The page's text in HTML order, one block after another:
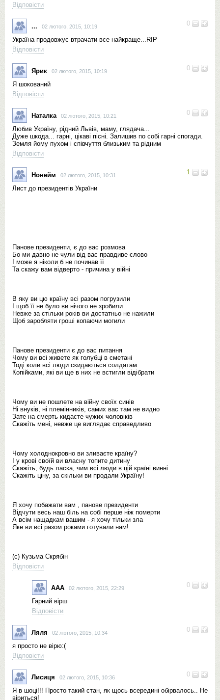
Відповісти
0
... 02 лютого, 2015, 10:19
Україна продовжує втрачати все найкраще...RIP
Відповісти
0
Ярик 02 лютого, 2015, 10:19
Я шокований
Відповісти
0
Наталка 02 лютого, 2015, 10:21
Любив Україну, рідний Львів, маму, глядача...
Дуже шкода... гарні, цікаві пісні. Залишив по собі гарні спогади.
Земля йому пухом і співчуття близьким та рідним
Відповісти
1
Нонейм 02 лютого, 2015, 10:31
Лист до президентів України
Панове президенти, є до вас розмова
Бо ми давно не чули від вас правдиве слово
І може я ніколи б не починав її
Та скажу вам відверто - причина у війні
В яку ви цю країну всі разом погрузили
І щоб її не було ви нічого не зробили
Невже за стільки років ви достатньо не нажили
Щоб заробляти гроші копаючи могили
Панове президенти є до вас питання
Чому ви всі живете як голубці в сметані
Тоді коли всі люди скидаються солдатам
Копійками, які ви ще в них не встигли відібрати
Чому ви не пошлете на війну своїх синів
Ні внуків, ні племінників, самих вас там не видно
Зате на смерть кидаєте чужих чоловіків
Скажіть мені, невже це виглядає справедливо
Чому холоднокровно ви зливаєте країну?
І у крові своїй ви власну топите дитину
Скажіть, будь ласка, чим всі люди в цій країні винні
Скажіть ціну, за скільки ви продали Україну!
Я хочу побажати вам , панове президенти
Відчути весь наш біль на собі перше ніж померти
А всім нащадкам вашим - я хочу тільки зла
Яке ви всі разом роками готували нам!
(с) Кузьма Скрябін
Відповісти
0
ААА 02 лютого, 2015, 22:29
Гарний вірш
Відповісти
0
Ляля 02 лютого, 2015, 10:34
я просто не вірю:(
Відповісти
0
Лисиця 02 лютого, 2015, 10:36
Я в шоці!!! Просто такий стан, як щось всередині обірвалось.. Не
віриться!